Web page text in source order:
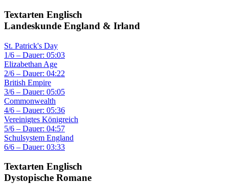
Textarten Englisch
Landeskunde England & Irland
St. Patrick's Day
1/6 – Dauer: 05:03
Elizabethan Age
2/6 – Dauer: 04:22
British Empire
3/6 – Dauer: 05:05
Commonwealth
4/6 – Dauer: 05:36
Vereinigtes Königreich
5/6 – Dauer: 04:57
Schulsystem England
6/6 – Dauer: 03:33
Textarten Englisch
Dystopische Romane